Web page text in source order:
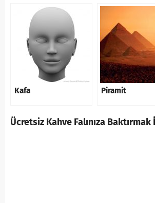
Kafa Piramit
Ücretsiz Kahve Falınıza Baktırmak